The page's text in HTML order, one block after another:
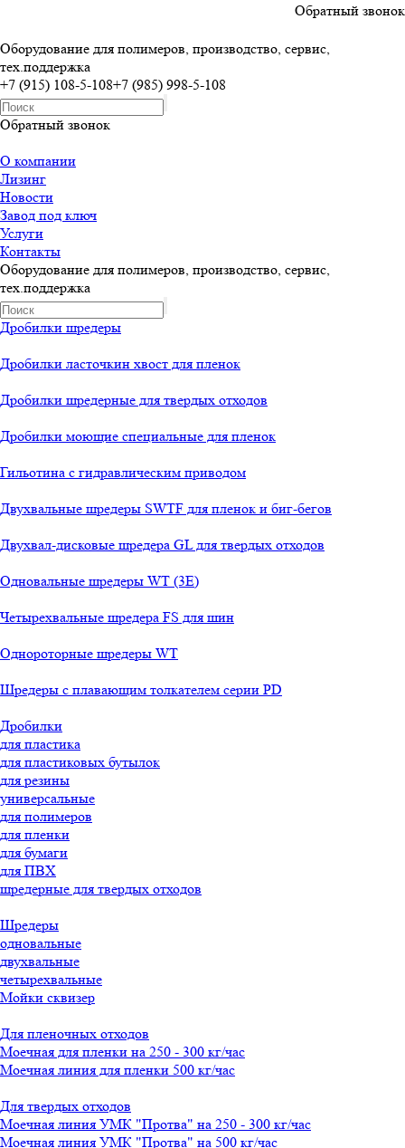
Обратный звонок
Оборудование для полимеров, производство, сервис,
тех.поддержка
+7 (915) 108-5-108+7 (985) 998-5-108
Обратный звонок
О компании
Лизинг
Новости
Завод под ключ
Услуги
Контакты
Оборудование для полимеров, производство, сервис,
тех.поддержка
Дробилки шредеры
Дробилки ласточкин хвост для пленок
Дробилки шредерные для твердых отходов
Дробилки моющие специальные для пленок
Гильотина с гидравлическим приводом
Двухвальные шредеры SWTF для пленок и биг-бегов
Двухвал-дисковые шредера GL для твердых отходов
Одновальные шредеры WT (3E)
Четырехвальные шредера FS для шин
Однороторные шредеры WT
Шредеры с плавающим толкателем серии PD
Дробилки
для пластика
для пластиковых бутылок
для резины
универсальные
для полимеров
для пленки
для бумаги
для ПВХ
шредерные для твердых отходов
Шредеры
одновальные
двухвальные
четырехвальные
Мойки сквизер
Для пленочных отходов
Моечная для пленки на 250 - 300 кг/час
Моечная линия для пленки 500 кг/час
Для твердых отходов
Моечная линия УМК "Протва" на 250 - 300 кг/час
Моечная линия УМК "Протва" на 500 кг/час